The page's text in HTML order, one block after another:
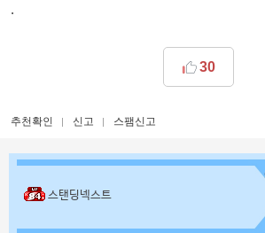
.
30
추천확인 신고 스팸신고
스탠딩넥스트